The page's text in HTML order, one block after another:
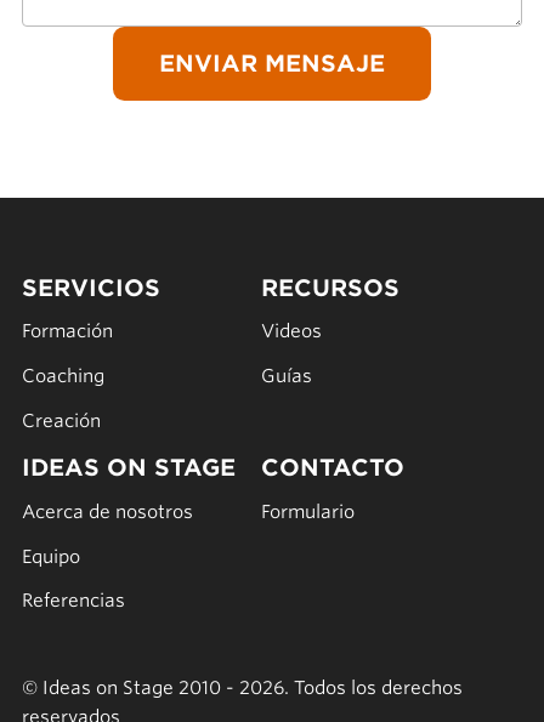
SERVICIOS
Formación
Coaching
Creación
RECURSOS
Videos
Guías
IDEAS ON STAGE
Acerca de nosotros
Equipo
Referencias
CONTACTO
Formulario
© Ideas on Stage 2010 - 2026. Todos los derechos
reservados